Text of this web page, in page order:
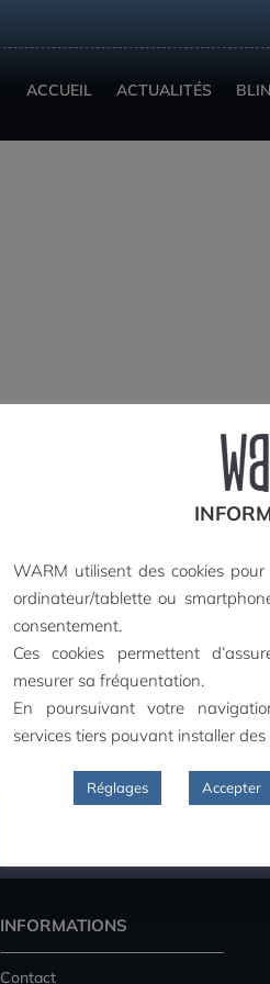
ACCUEIL ACTUALITÉS
INFORMATIONS
Contact
WARM utilisent des cookies
ordinateur/tablette ou
consentement.
Ces cookies permettent
mesurer sa fréquentation.
En poursuivant votre
services tiers pouvant installer des
Réglages Accepter